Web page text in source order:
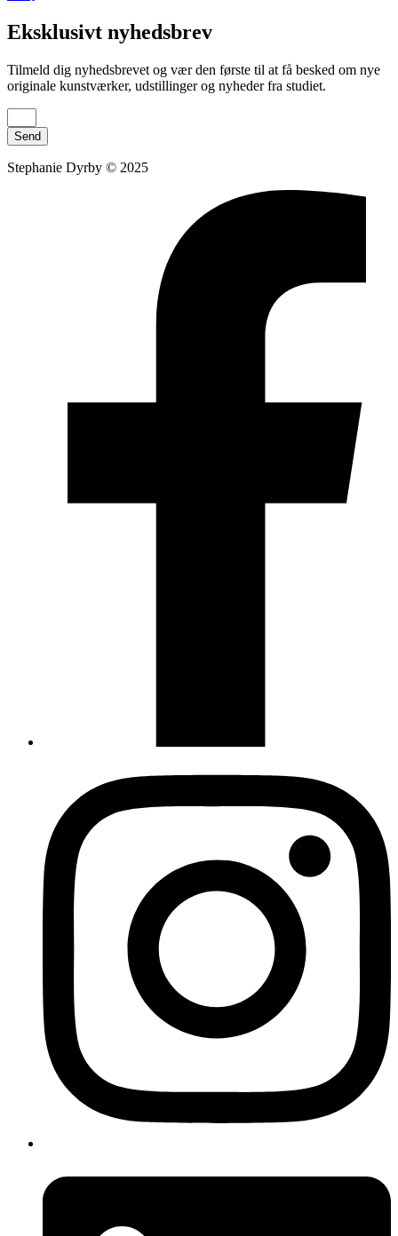
Eksklusivt nyhedsbrev
Tilmeld dig nyhedsbrevet og vær den første til at få besked om nye
originale kunstværker, udstillinger og nyheder fra studiet.
Send
Stephanie Dyrby © 2025